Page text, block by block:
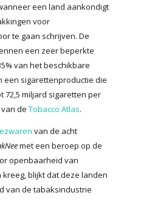
een land aankondigt
voor
te gaan schrijven. De
een zeer beperkte
van het beschikbare
een sigarettenproductie die
72,5 miljard sigaretten per
de Tobacco Atlas.
van de acht
met een beroep op de
openbaarheid van
blijkt dat deze landen
van de tabaksindustrie